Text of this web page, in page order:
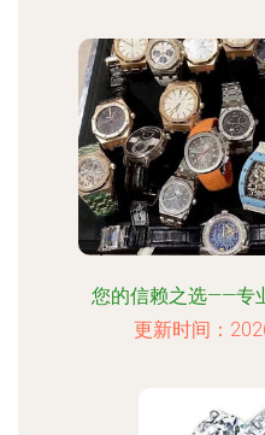
您的信赖之选——专
更新时间：